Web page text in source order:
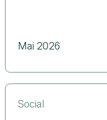
Mai 2026
Social